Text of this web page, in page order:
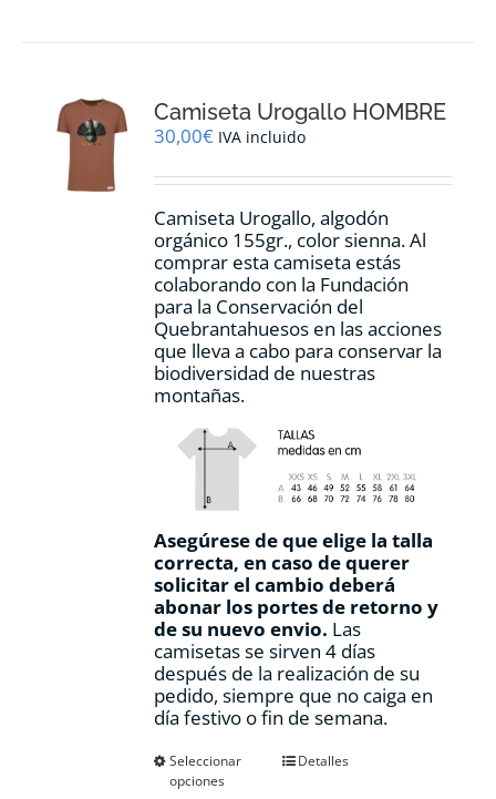
se
pueden
en
página
de
producto
Camiseta Urogallo HOMBRE
30,00€ IVA incluido
Camiseta Urogallo, algodón
orgánico 155gr., color sienna. Al
comprar esta camiseta estás
colaborando con la Fundación
para la Conservación del
Quebrantahuesos en las acciones
que lleva a cabo para conservar la
biodiversidad de nuestras
montañas.
Asegúrese de que elige la talla
correcta, en caso de querer
solicitar el cambio deberá
abonar los portes de retorno y
de su nuevo envio. Las
camisetas se sirven 4 días
después de la realización de su
pedido, siempre que no caiga en
día festivo o fin de semana.
Seleccionar
opciones
EsteDetalles